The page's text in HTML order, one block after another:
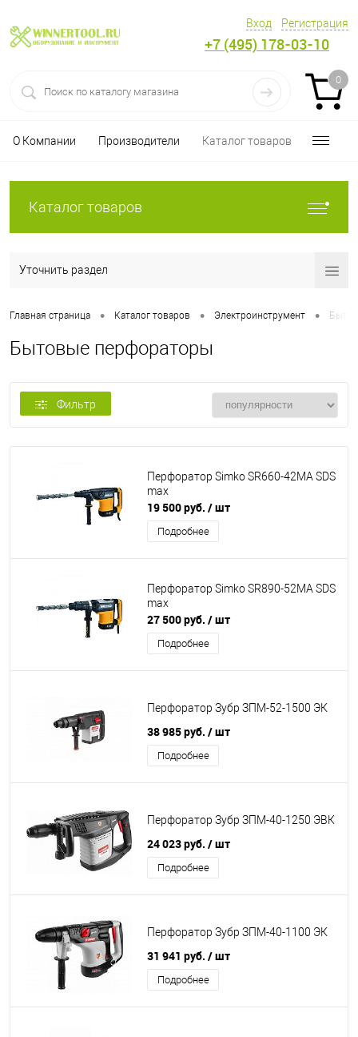
Вход Регистрация
+7 (495) 178-03-10
0
О Компании Производители Каталог товаров
Каталог товаров
Уточнить раздел
Главная страница • Каталог товаров • Электроинструмент •
Бытовые перфораторы
Фильтр
Перфоратор Simko SR660-42MA SDS
max
19 500 руб. / шт
Подробнее
Перфоратор Simko SR890-52MA SDS
max
27 500 руб. / шт
Подробнее
Перфоратор Зубр ЗПМ-52-1500 ЭК
38 985 руб. / шт
Подробнее
Перфоратор Зубр ЗПМ-40-1250 ЭВК
24 023 руб. / шт
Подробнее
Перфоратор Зубр ЗПМ-40-1100 ЭК
31 941 руб. / шт
Подробнее